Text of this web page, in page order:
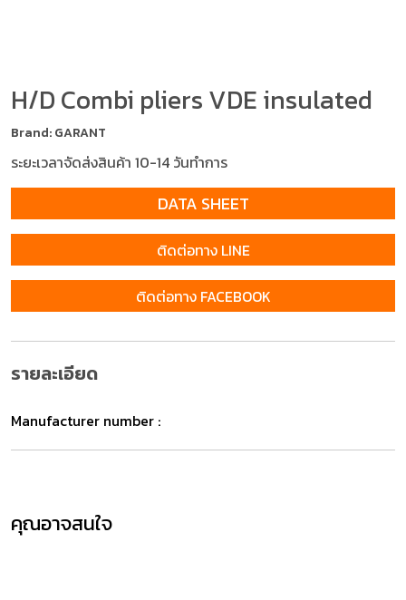
H/D Combi pliers VDE insulated
Brand: GARANT
ระยะเวลาจัดส่งสินค้า 10-14 วันทำการ
DATA SHEET
ติดต่อทาง LINE
ติดต่อทาง FACEBOOK
รายละเอียด
Manufacturer number :
คุณอาจสนใจ